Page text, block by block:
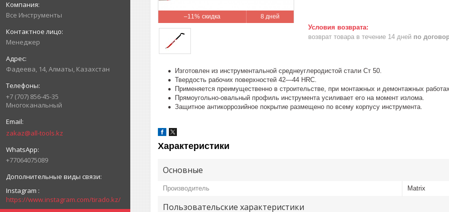
Все Инструменты
Менеджер
Фадеева, 14, Алматы, Казахстан
+7 (707) 856-45-35
Многоканальный
zakaz@all-tools.kz
+77064075089
Instagram
https://www.instagram.com/tirado.kz/
–11% 8 дней
возврат товара в течение 14 дней по
Изготовлен из инструментальной среднеуглеродистой стали Ст 50.
Твердость рабочих поверхностей 42―44 HRC.
Применяется преимущественно в строительстве, при монтажных и демонтажных работах.
Прямоугольно-овальный профиль инструмента усиливает его на момент излома.
Защитное антикоррозийное покрытие размещено по всему корпусу инструмента.
Характеристики
Основные
Производитель Matrix
Пользовательские характеристики